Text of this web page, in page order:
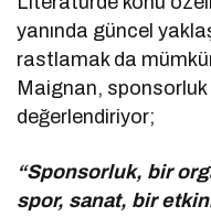
yanında güncel
rastlamak da
Maignan,
değerlendiriyor;
“Sponsorluk, bir
spor, sanat, bir